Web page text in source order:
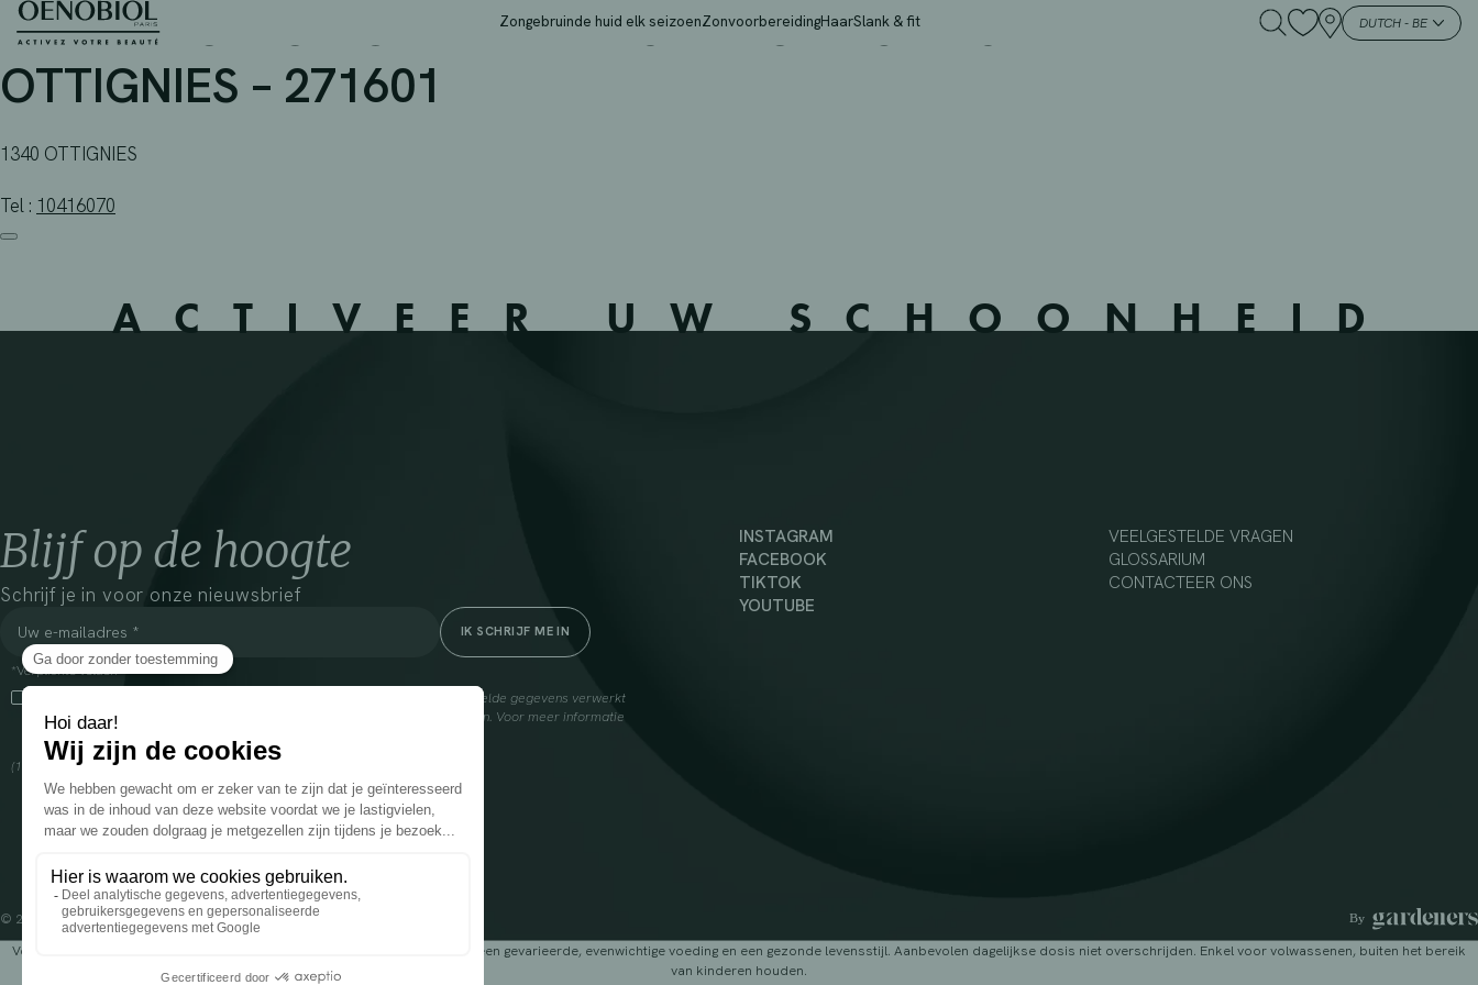
Skip
Zongebruinde huid elk seizoenZonvoorbereidingHaarSlank & fit DUTCH - BE
PHARMACIE CŒUR DE VILLE S.A. – OTTIGNIES – 271601 –
OTTIGNIES – 271601
1340 OTTIGNIES
Tel : 10416070
ACTIVEER UW SCHOONHEID
Blijf op de hoogte
Schrijf je in voor onze nieuwsbrief
*Verplichte velden
Door dit vakje aan te vinken, ga ik ermee akkoord dat Cooper(1) de verzamelde gegevens verwerkt
om mij commerciële informatie te sturen over zijn producten en aanbiedingen. Voor meer informatie
(1) Coopération pharmaceutique Française, RCS Melun 399 227 636
INSTAGRAM
FACEBOOK
TIKTOK
YOUTUBE
VEELGESTELDE VRAGEN
GLOSSARIUM
CONTACTEER ONS
© 2024 OENOBIOL PARIS
Voedingssupplement dat moet worden geconsumeerd als onderdeel van een gevarieerde, evenwichtige voeding en een gezonde levensstijl. Aanbevolen dagelijkse dosis niet overschrijden. Enkel voor volwassenen, buiten het bereik
van kinderen houden.